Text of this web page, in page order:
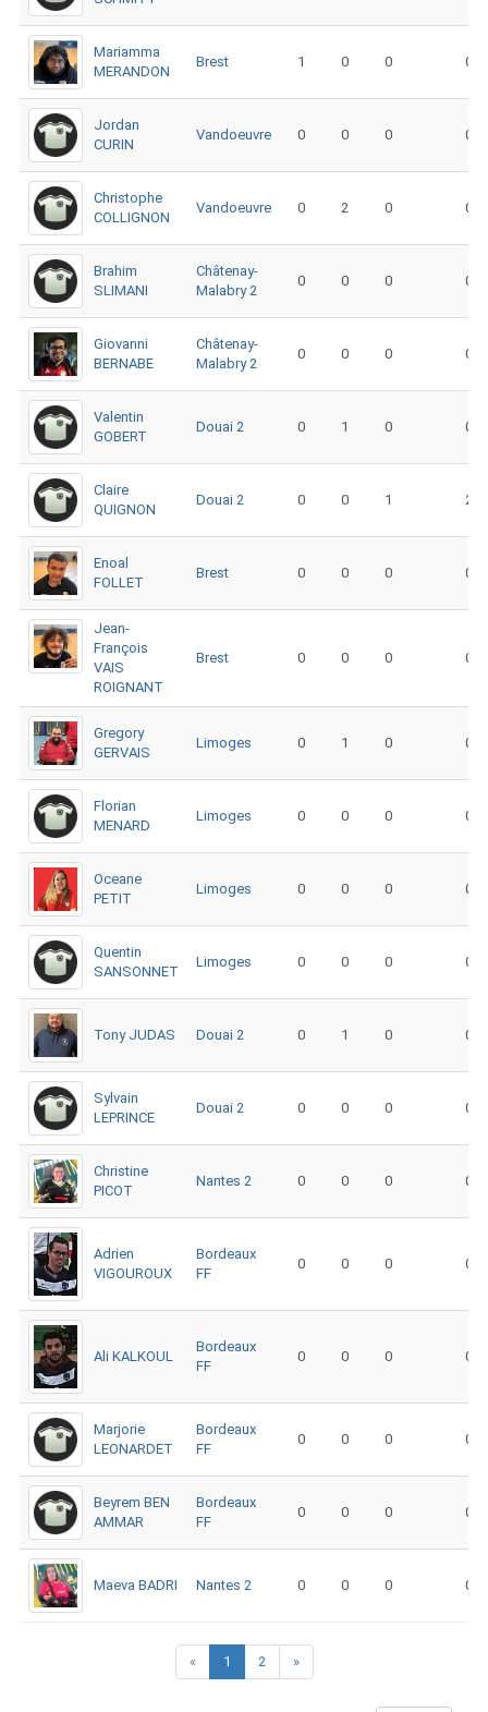
Mariamma
MERANDON
Brest 1 0 0 0
Jordan
CURIN
Vandoeuvre 0 0 0 0
Christophe
COLLIGNON
Vandoeuvre 0 2 0 0
Brahim
SLIMANI
Châtenay-
Malabry 2
0 0 0 0
Giovanni
BERNABE
Châtenay-
Malabry 2
0 0 0 0
Valentin
GOBERT
Douai 2 0 1 0 0
Claire
QUIGNON
Douai 2 0 0 1 2
Enoal
FOLLET
Brest 0 0 0 0
Jean-
François
VAIS
ROIGNANT
Brest 0 0 0 0
Gregory
GERVAIS
Limoges 0 1 0 0
Florian
MENARD
Limoges 0 0 0 0
Oceane
PETIT
Limoges 0 0 0 0
Quentin
SANSONNET
Limoges 0 0 0 0
Tony JUDAS Douai 2 0 1 0 0
Sylvain
LEPRINCE
Douai 2 0 0 0 0
Christine
PICOT
Nantes 2 0 0 0 0
Adrien
VIGOUROUX
Bordeaux
FF
0 0 0 0
Ali KALKOUL
Bordeaux
FF
0 0 0 0
Marjorie
LEONARDET
Bordeaux
FF
0 0 0 0
Beyrem BEN
AMMAR
Bordeaux
FF
0 0 0 0
Maeva BADRI Nantes 2 0 0 0 0
« 1 2 »